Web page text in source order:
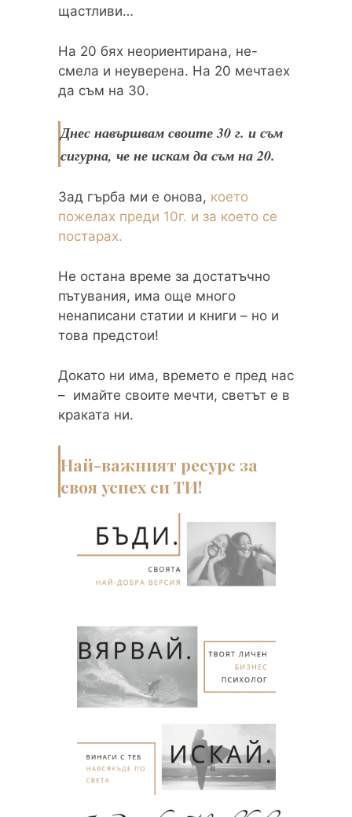
щастливи…
На 20 бях неориентирана, не-
смела и неуверена. На 20 мечтаех
да съм на 30.
Днес навършвам своите 30 г. и съм
сигурна, че не искам да съм на 20.
Зад гърба ми е онова, което
пожелах преди 10г. и за което се
постарах.
Не остана време за достатъчно
пътувания, има още много
ненаписани статии и книги – но и
това предстои!
Докато ни има, времето е пред нас
– имайте своите мечти, светът е в
краката ни.
Най-важният ресурс за
своя успех си ТИ!